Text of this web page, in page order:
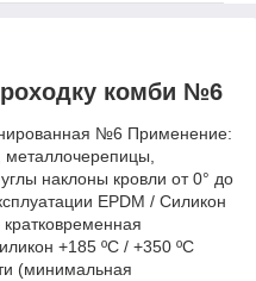
комби №6
№6 Применение:
наклоны кровли от 0° до
EPDM / Силикон
+185 ºC / +350 ºC
(минимальная